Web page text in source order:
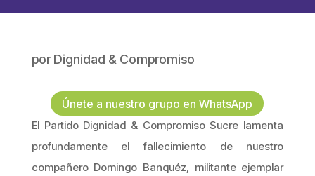
porDignidad & Compromiso
Únete a nuestro grupo en WhatsApp
El Partido Dignidad & Compromiso Sucre lamenta
profundamente el fallecimiento de nuestro
compañero Domingo Banquéz, militante ejemplar